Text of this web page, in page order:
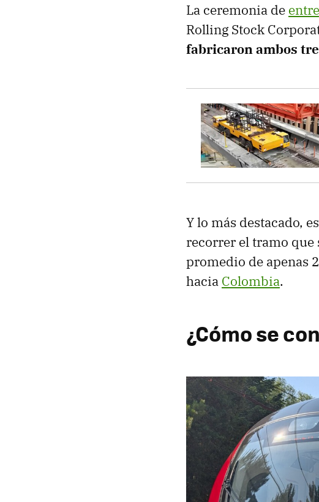
La ceremonia de
Rolling Stock
fabricaron ambos
Y lo más destacado,
recorrer el tramo que
promedio de apenas
hacia Colombia.
¿Cómo se